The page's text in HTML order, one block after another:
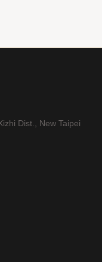
Dist., New Taipei